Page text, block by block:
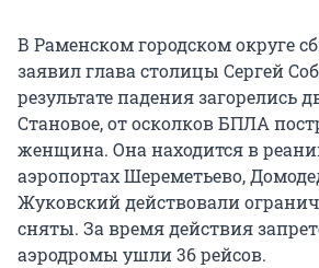
В Раменском городском округе
заявил глава столицы Сергей
результате падения загорелись
Становое, от осколков БПЛА
женщина. Она находится в
аэропортах Шереметьево,
Жуковский действовали
сняты. За время действия
аэродромы ушли 36 рейсов.